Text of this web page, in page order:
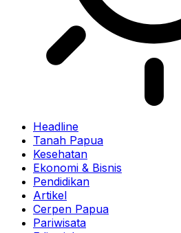
Headline
Tanah Papua
Kesehatan
Ekonomi & Bisnis
Pendidikan
Artikel
Cerpen Papua
Pariwisata